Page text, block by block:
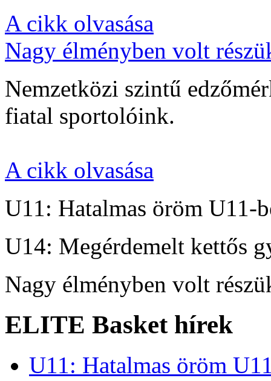
A cikk olvasása
Nagy élményben volt
Nemzetközi szintű
fiatal sportolóink.
A cikk olvasása
U11: Hatalmas öröm U11-
U14: Megérdemelt kettős
Nagy élményben volt
ELITE Basket hírek
U11: Hatalmas öröm